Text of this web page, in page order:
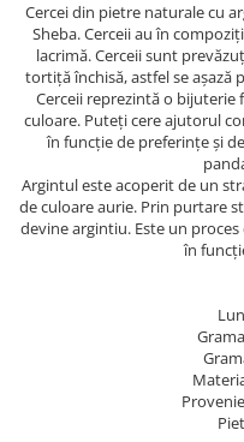
Cercei din pietre naturale cu
Sheba. Cerceii au în
lacrimă. Cerceii sunt
tortiţă închisă, astfel se
Cerceii reprezintă o bijuterie
culoare. Puteți cere ajutorul
în funcție de preferințe și
Argintul este acoperit de un
de culoare aurie. Prin purtare
devine argintiu. Este un
în